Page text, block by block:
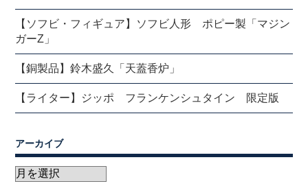
【ソフビ・フィギュア】ソフビ人形 ポピー製「マジン
ガーZ」
【銅製品】鈴木盛久「天蓋香炉」
【ライター】ジッポ フランケンシュタイン 限定版
アーカイブ